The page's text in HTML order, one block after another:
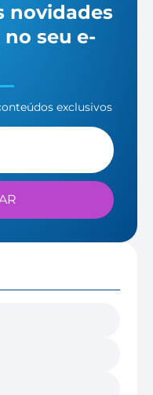
novidades
seu e-
exclusivos